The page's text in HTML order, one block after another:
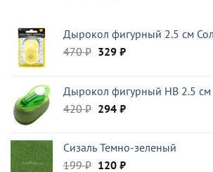
395 ₽.
Дырокол фигурный 2.5 см
470₽ Первоначальная
470 ₽.
329 ₽Текущая
Дырокол фигурный HB 2.5 см
420₽ Первоначальная
420 ₽.
294 ₽Текущая
Сизаль Темно-зеленый
199₽ Первоначальная
120 ₽Текущая